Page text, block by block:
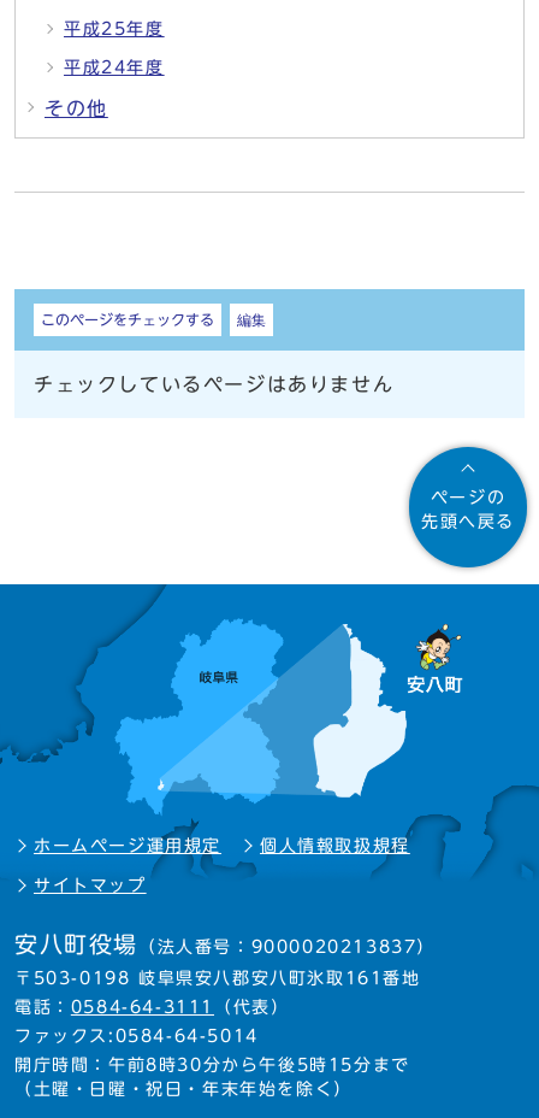
平成25年度
平成24年度
その他
しおり
このページをチェックする 編集
チェックしているページはありません
ページの
先頭へ戻る
ホームページ運用規定 個人情報取扱規程
サイトマップ
安八町役場 （法人番号：9000020213837）
〒503-0198 岐阜県安八郡安八町氷取161番地
電話： 0584-64-3111
（代表）
ファックス:0584-64-5014
開庁時間：午前8時30分から午後5時15分まで
（土曜・日曜・祝日・年末年始を除く）